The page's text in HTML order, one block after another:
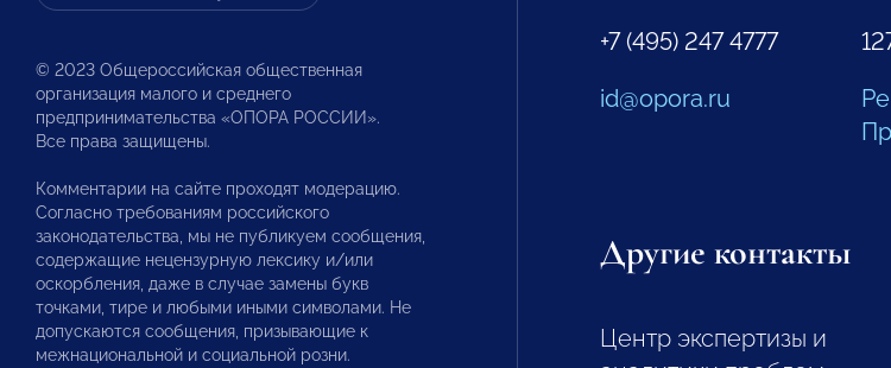
© 2023 Общероссийская общественная
организация малого и среднего
предпринимательства «ОПОРА РОССИИ».
Все права защищены.
Комментарии на сайте проходят модерацию.
Согласно требованиям российского
законодательства, мы не публикуем сообщения,
содержащие нецензурную лексику и/или
оскорбления, даже в случае замены букв
точками, тире и любыми иными символами. Не
допускаются сообщения, призывающие к
межнациональной и социальной розни.
+7 (495) 247 4777
id@opora.ru
Другие контакты
Центр экспертизы и